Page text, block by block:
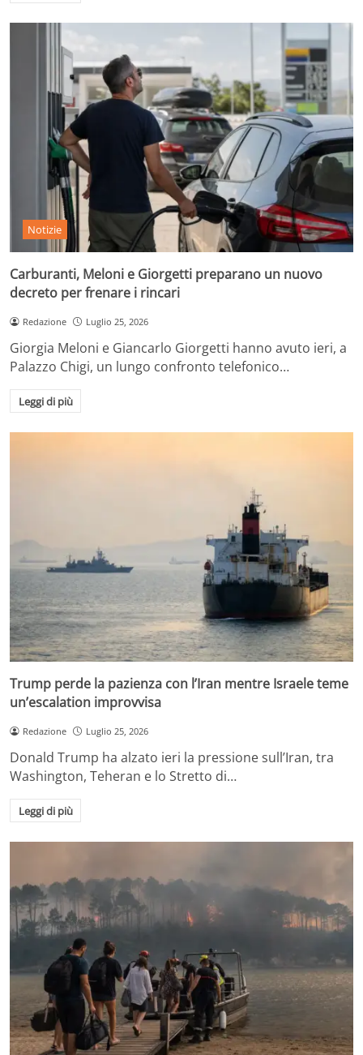
Notizie
Carburanti, Meloni e Giorgetti preparano un nuovo
decreto per frenare i rincari
Redazione Luglio 25, 2026
Giorgia Meloni e Giancarlo Giorgetti hanno avuto ieri, a
Palazzo Chigi, un lungo confronto telefonico…
Leggi di più
Trump perde la pazienza con l’Iran mentre Israele teme
un’escalation improvvisa
Redazione Luglio 25, 2026
Donald Trump ha alzato ieri la pressione sull’Iran, tra
Washington, Teheran e lo Stretto di…
Leggi di più